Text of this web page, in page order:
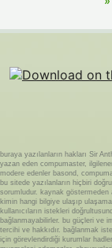
buraya yazılanların hakları Sir
yazan eden compumaster,
modere edenler basond,
bu sitede yazılanların hiçbiri
sorumludur. kaynak göstermeden
kimin hangi bilgiye ulaşıp
kullanıcıların istekleri
bağlanmayabilirler. bu güçleri ve
tercihi ve hakkıdır. bağlanmak
için görevlendirdiği kurumlar